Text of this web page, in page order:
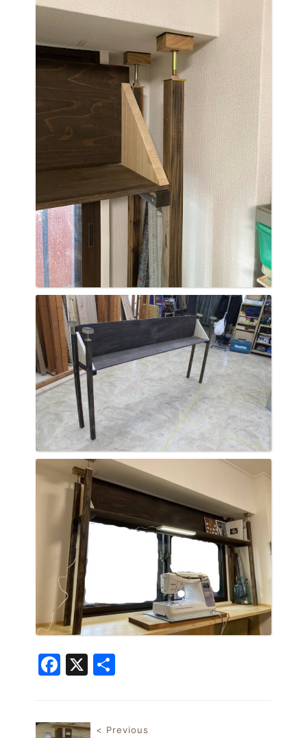
Facebook
X
< Previous